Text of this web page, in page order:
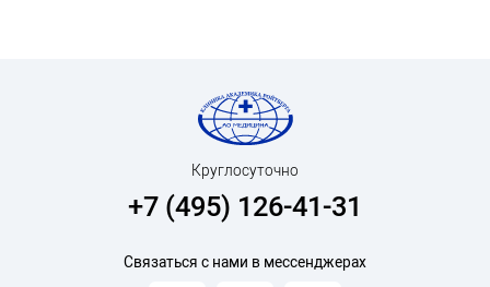
Круглосуточно
+7 (495) 126-41-31
Связаться с нами в мессенджерах